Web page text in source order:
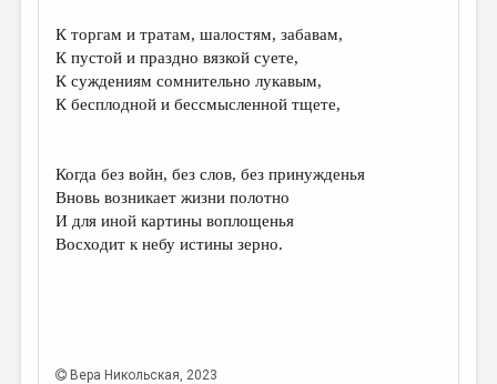
ОБЪЯВЛЕНИЯ
КОЛОНКА РЕДАКТОРА
ОТ РЕДАКЦИИ
МАЛАЯ ПРОЗА
ЭССЕИСТИКА
ПУБЛИЦИСТИКА
К торгам и тратам, шалостям, забавам,
К пустой и праздно вязкой суете,
К суждениям сомнительно лукавым,
К бесплодной и бессмысленной тщете,
Когда без войн, без слов, без принужденья
Вновь возникает жизни полотно
И для иной картины воплощенья
Восходит к небу истины зерно.
Вера Никольская, 2023